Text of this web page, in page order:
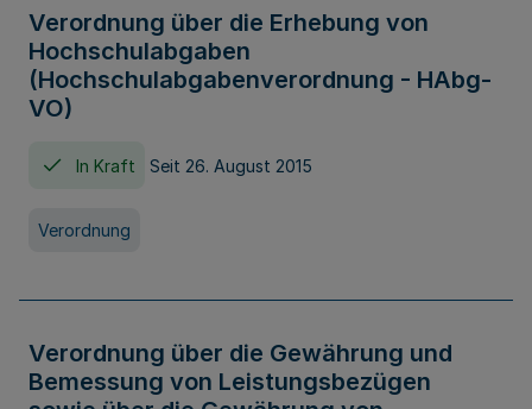
Verordnung über die Erhebung von
Hochschulabgaben
(Hochschulabgabenverordnung - HAbg-
VO)
In Kraft Seit 26. August 2015
Verordnung
Verordnung über die Gewährung und
Bemessung von Leistungsbezügen